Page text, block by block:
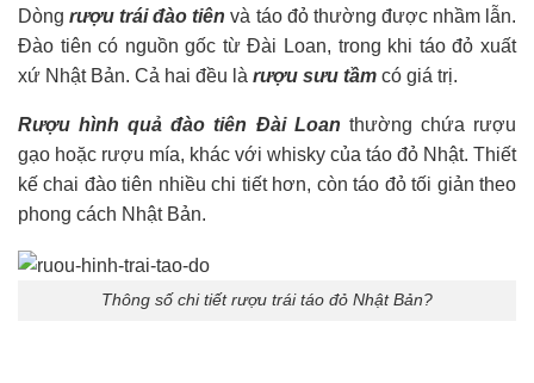
Dòngrượu trái đào tiên và táo đỏ thường được nhầm lẫn.
Đào tiên có nguồn gốc từ Đài Loan, trong khi táo đỏ xuất
xứ Nhật Bản. Cả hai đều là rượu sưu tầm có giá trị.
Rượu hình quả đào tiên Đài Loan thường chứa rượu
gạo hoặc rượu mía, khác với whisky của táo đỏ Nhật. Thiết
kế chai đào tiên nhiều chi tiết hơn, còn táo đỏ tối giản theo
phong cách Nhật Bản.
Thông số chi tiết rượu trái táo đỏ Nhật Bản?